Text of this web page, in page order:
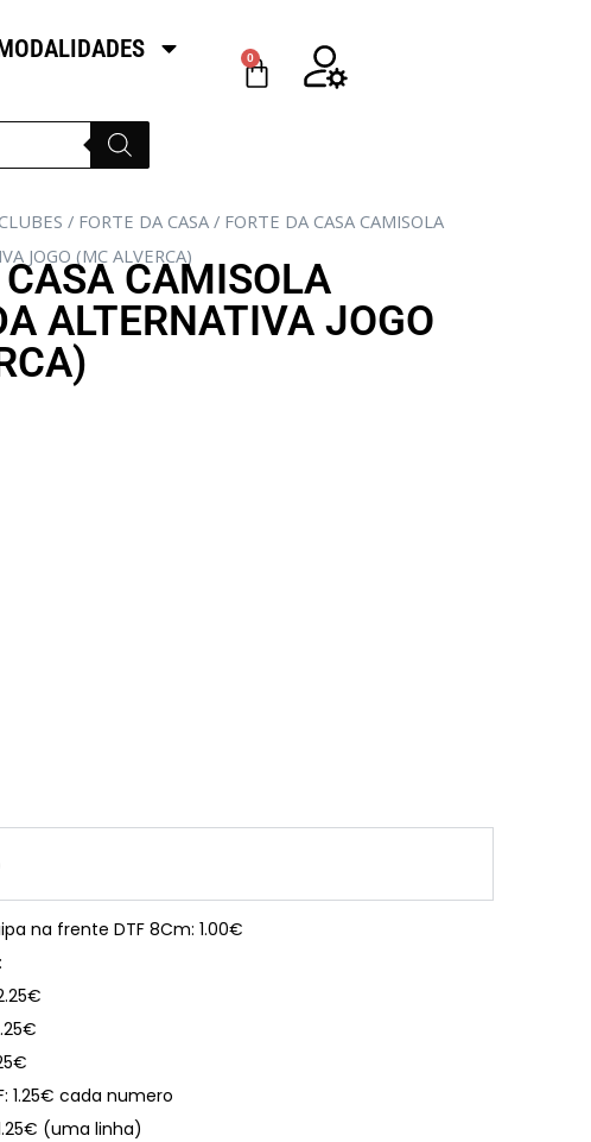
0
/ FORTE DA CASA / FORTE DA CASA CAMISOLA
JOGO (MC ALVERCA)
CASA CAMISOLA
ALTERNATIVA JOGO
na frente DTF 8Cm: 1.00€
1.25€ cada numero
(uma linha)